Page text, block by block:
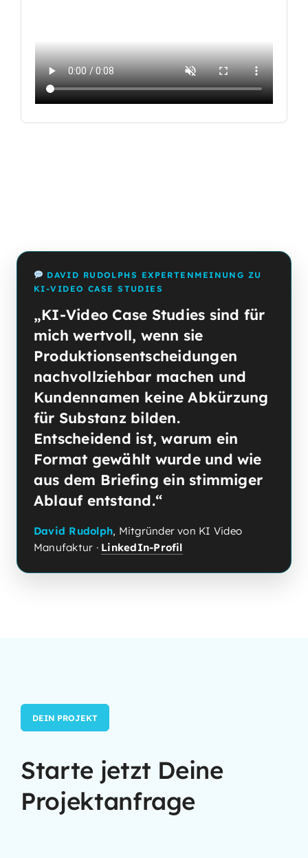
DAVID RUDOLPHS EXPERTENMEINUNG ZU
KI-VIDEO CASE STUDIES
„KI-Video Case Studies sind für
mich wertvoll, wenn sie
Produktionsentscheidungen
nachvollziehbar machen und
Kundennamen keine Abkürzung
für Substanz bilden.
Entscheidend ist, warum ein
Format gewählt wurde und wie
aus dem Briefing ein stimmiger
Ablauf entstand.“
David Rudolph, Mitgründer von KI Video
Manufaktur · LinkedIn-Profil
DEIN PROJEKT
Starte jetzt Deine
Projektanfrage